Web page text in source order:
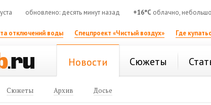
обновлено: десять минут назад +16°C облачно,
отключений воды Спецпроект «Чистый воздух» Где
Новости Сюжеты
Сюжеты Архив Досье